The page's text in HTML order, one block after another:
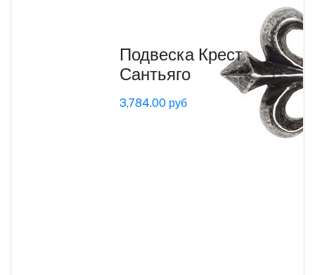
Подвеска Крест
Сантьяго
3,784.00 руб